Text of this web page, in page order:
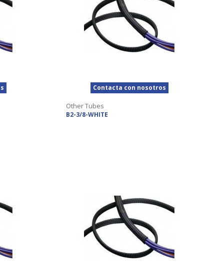
Contacta con nosotros
Other Tubes
B2-3/8-WHITE